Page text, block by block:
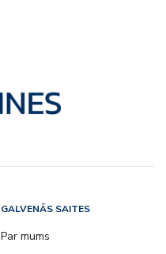
GALVENĀS SAITES
Par mums